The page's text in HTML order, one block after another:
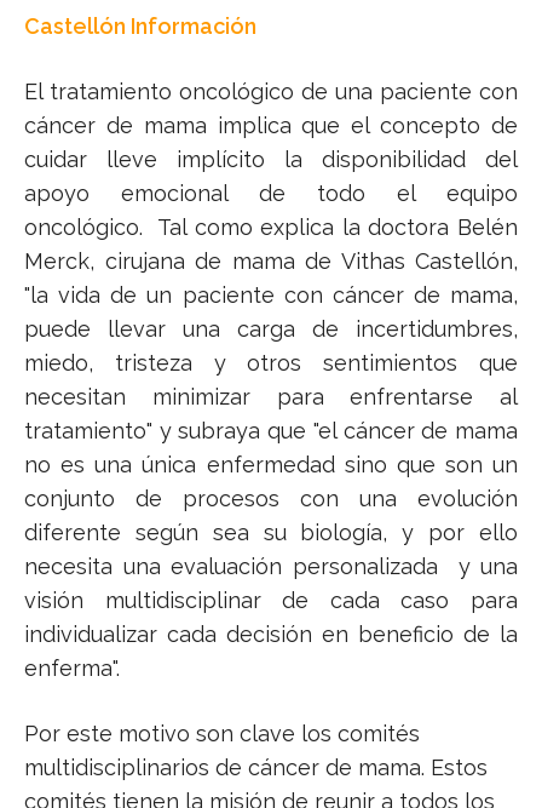
Castellón Información
El tratamiento oncológico de una paciente con
cáncer de mama implica que el concepto de
cuidar lleve implícito la disponibilidad del
apoyo emocional de todo el equipo
oncológico. Tal como explica la doctora Belén
Merck, cirujana de mama de Vithas Castellón,
"la vida de un paciente con cáncer de mama,
puede llevar una carga de incertidumbres,
miedo, tristeza y otros sentimientos que
necesitan minimizar para enfrentarse al
tratamiento" y subraya que "el cáncer de mama
no es una única enfermedad sino que son un
conjunto de procesos con una evolución
diferente según sea su biología, y por ello
necesita una evaluación personalizada y una
visión multidisciplinar de cada caso para
individualizar cada decisión en beneficio de la
enferma".
Por este motivo son clave los comités
multidisciplinarios de cáncer de mama. Estos
comités tienen la misión de reunir a todos los